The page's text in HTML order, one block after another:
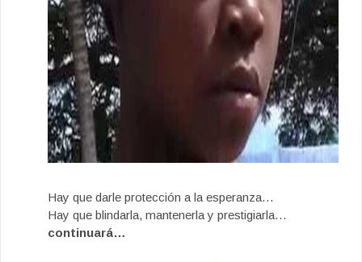
Hay que darle protección a la esperanza…
Hay que blindarla, mantenerla y prestigiarla…
continuará…